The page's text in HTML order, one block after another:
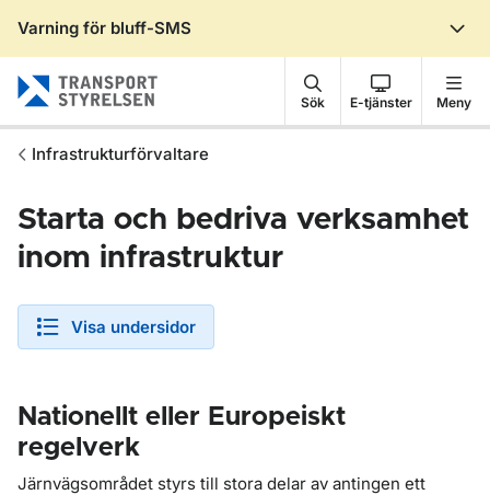
Varning för bluff-SMS
Sök E-tjänster Meny
Infrastrukturförvaltare
Starta och bedriva verksamhet
inom infrastruktur
Visa undersidor
Nationellt eller Europeiskt
regelverk
Järnvägsområdet styrs till stora delar av antingen ett